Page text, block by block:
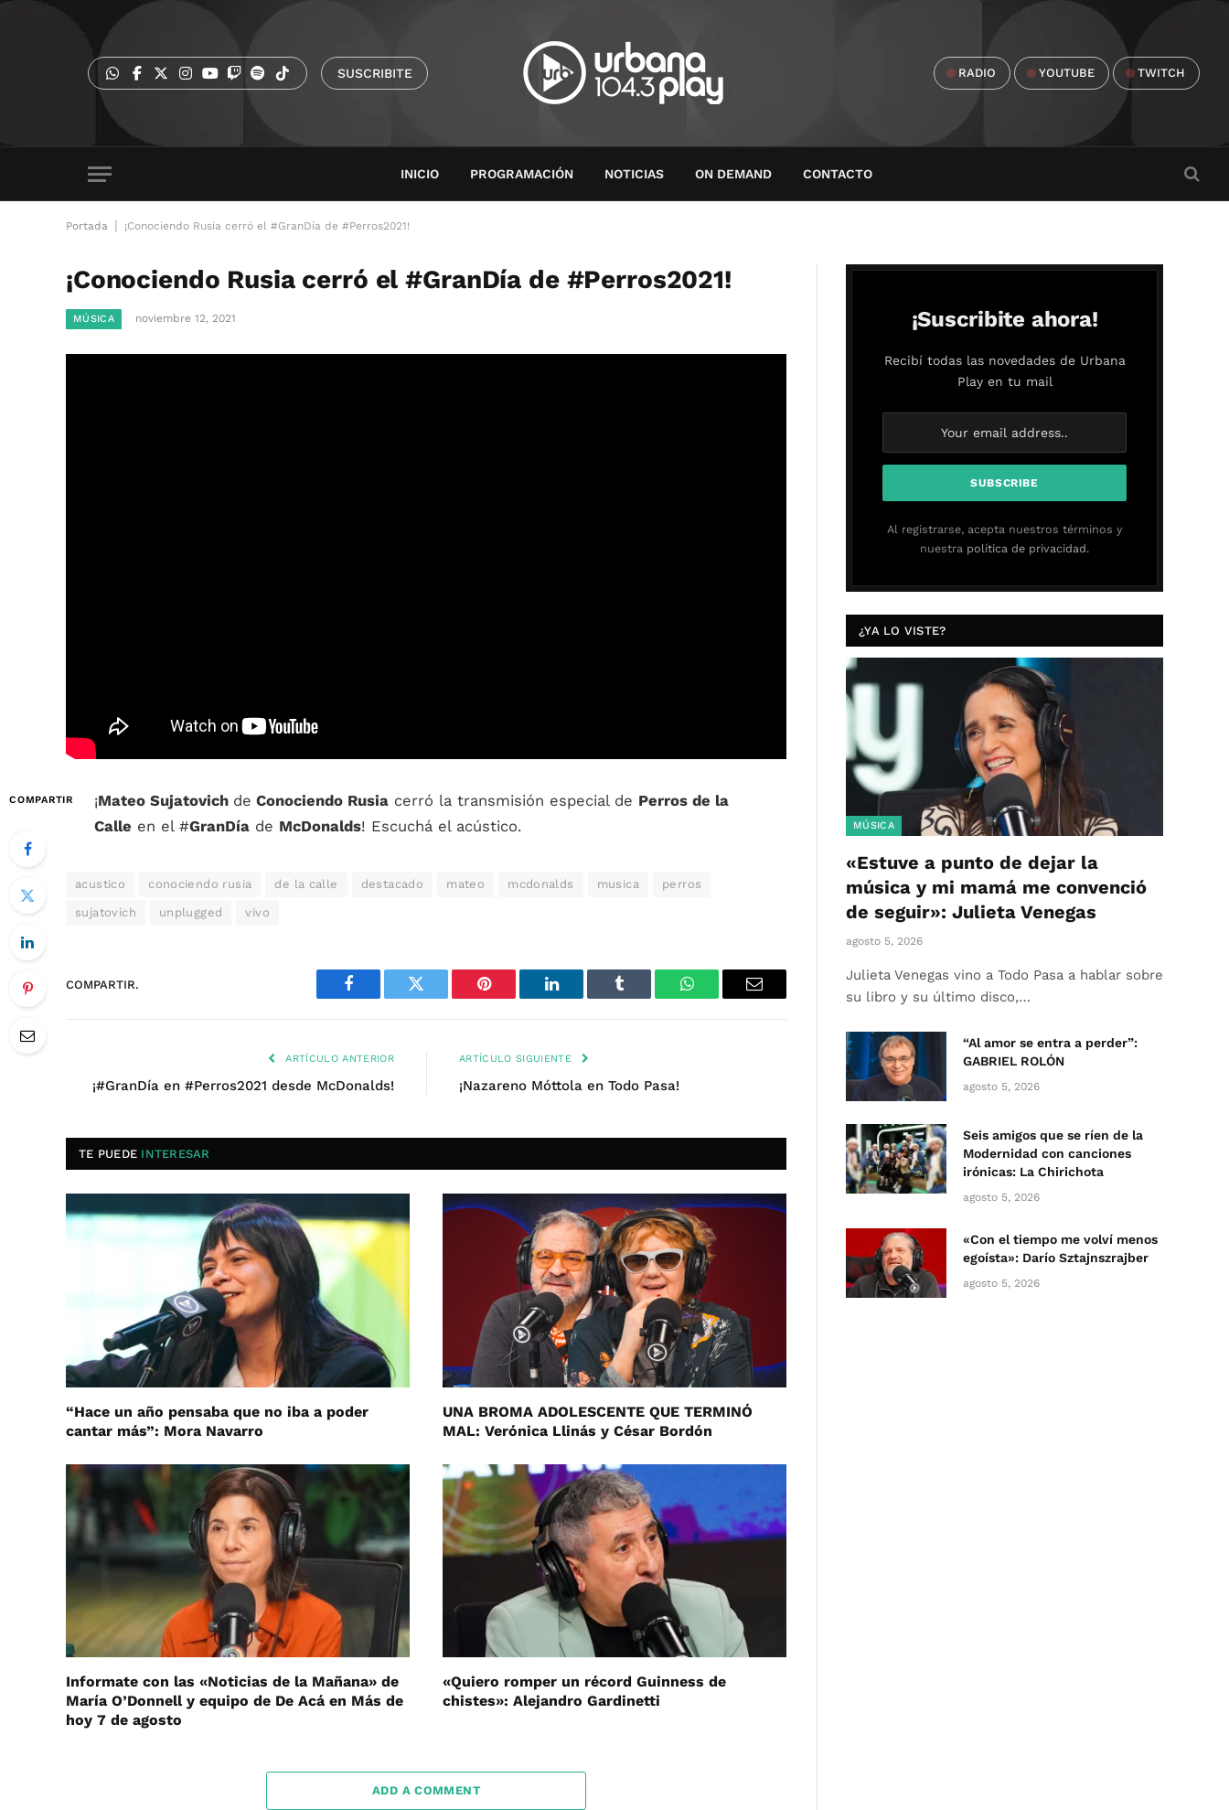
SUSCRIBITE RADIO YOUTUBE TWITCH
INICIO PROGRAMACIÓN NOTICIAS ON DEMAND CONTACTO
Portada ¡Conociendo Rusia cerró el #GranDía de #Perros2021!
¡Conociendo Rusia cerró el #GranDía de #Perros2021!
MÚSICA noviembre 12, 2021
COMPARTIR ¡Mateo Sujatovich de Conociendo Rusia cerró la transmisión especial de Perros de la
Calle en el #GranDía de McDonalds! Escuchá el acústico.
acustico conociendo rusia de la calle destacado mateo mcdonalds musica perros
sujatovich unplugged vivo
COMPARTIR.
Facebook Twitter Pinterest LinkedIn Tumblr WhatsAppEmail
ARTÍCULO ANTERIOR
¡#GranDía en #Perros2021 desde McDonalds!
ARTÍCULO SIGUIENTE
¡Nazareno Móttola en Todo Pasa!
TE PUEDE INTERESAR
“Hace un año pensaba que no iba a poder
cantar más”: Mora Navarro
UNA BROMA ADOLESCENTE QUE TERMINÓ
MAL: Verónica Llinás y César Bordón
Informate con las «Noticias de la Mañana» de
María O’Donnell y equipo de De Acá en Más de
hoy 7 de agosto
«Quiero romper un récord Guinness de
chistes»: Alejandro Gardinetti
ADD A COMMENT
¡Suscribite ahora!
Recibí todas las novedades de Urbana
Play en tu mail
Al registrarse, acepta nuestros términos y
nuestra política de privacidad.
¿YA LO VISTE?
MÚSICA
«Estuve a punto de dejar la
música y mi mamá me convenció
de seguir»: Julieta Venegas
agosto 5, 2026
Julieta Venegas vino a Todo Pasa a hablar sobre
su libro y su último disco,…
“Al amor se entra a perder”:
GABRIEL ROLÓN
agosto 5, 2026
Seis amigos que se ríen de la
Modernidad con canciones
irónicas: La Chirichota
agosto 5, 2026
«Con el tiempo me volví menos
egoísta»: Darío Sztajnszrajber
agosto 5, 2026